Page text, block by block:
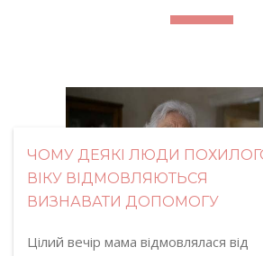
ЧОМУ ДЕЯКІ ЛЮДИ
ВІКУ ВІДМОВЛЯЮТЬСЯ
ВИЗНАВАТИ ДОПОМОГУ
Цілий вечір мама відмовлялася від